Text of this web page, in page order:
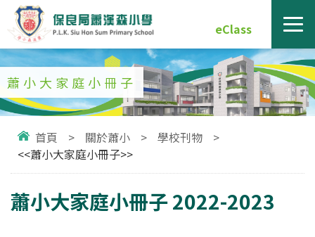
eClass
蕭小大家庭小冊子
首頁 > 關於蕭小 > 學校刊物
>
<<蕭小大家庭小冊子>>
蕭小大家庭小冊子 2022-2023